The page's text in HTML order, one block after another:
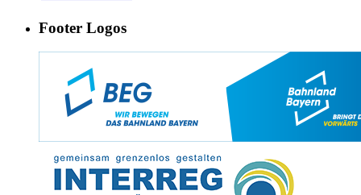
Footer Logos